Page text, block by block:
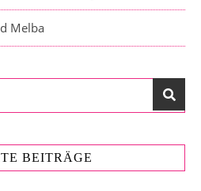
Melba
BEITRÄGE